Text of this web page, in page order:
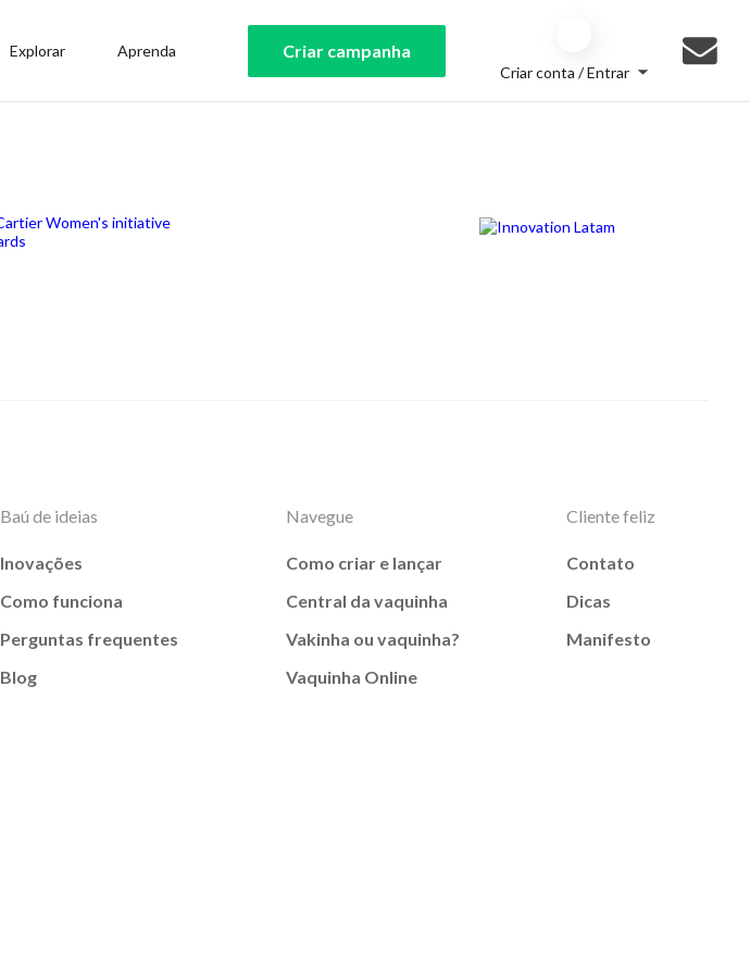
Explorar Aprenda Criar campanha
Criar conta / Entrar
Baú de ideias
Inovações
Como funciona
Perguntas frequentes
Blog
Navegue
Como criar e lançar
Central da vaquinha
Vakinha ou vaquinha?
Vaquinha Online
Cliente feliz
Contato
Dicas
Manifesto